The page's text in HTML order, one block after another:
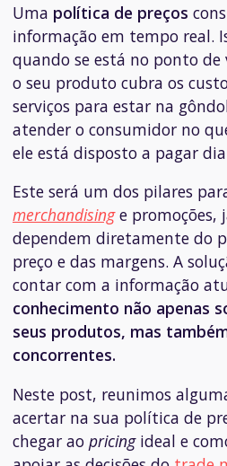
Uma política de preços
informação em tempo real.
quando se está no ponto
o seu produto cubra os
serviços para estar na
atender o consumidor no
ele está disposto a pagar
Este será um dos pilares
merchandisinge promoções,
dependem diretamente do
preço e das margens. A
contar com a informação
conhecimento não apenas
seus produtos, mas
concorrentes.
Neste post, reunimos
acertar na sua política de
chegar ao pricingideal e